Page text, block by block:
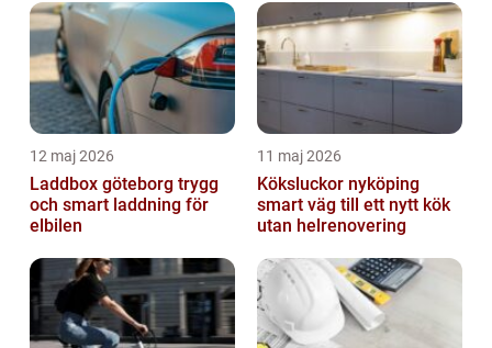
12 maj 2026
Laddbox göteborg trygg
och smart laddning för
elbilen
11 maj 2026
Köksluckor nyköping
smart väg till ett nytt kök
utan helrenovering